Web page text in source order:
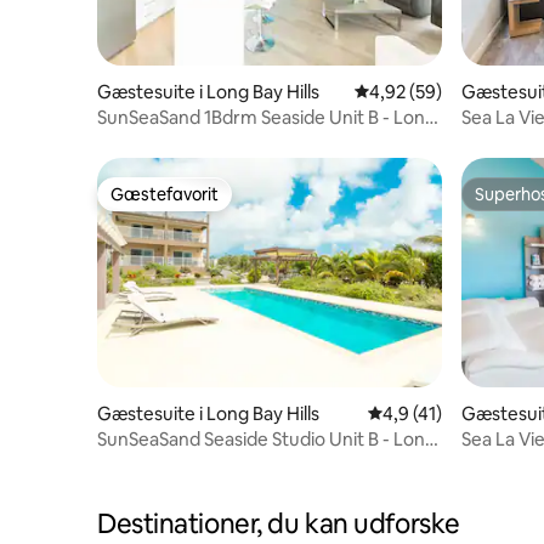
Gæstesuite i Long Bay Hills 4,92 ud af 5 i
4,92 (59)
SunSeaSand 1Bdrm Seaside Unit B - Long
Sea La
Gæstefavorit
Gæstefavorit
Gæstesuite i Long Bay Hills 4,9 ud af 5 i
4,9 (41)
SunSeaSand Seaside Studio Unit B - Long
Sea La
Destinationer, du kan udforske